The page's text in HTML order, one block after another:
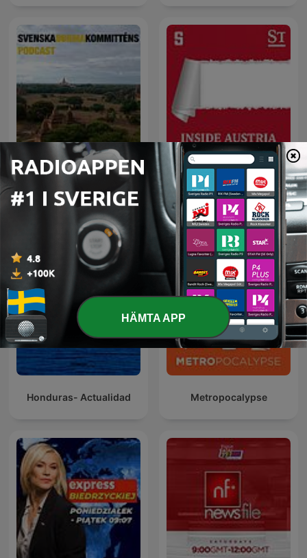
Svenska
Burmakommitténs
Inside Austria
Internationella Stat och kommun-poddar
Honduras- Actualidad Metropocalypse
HÄMTA APP